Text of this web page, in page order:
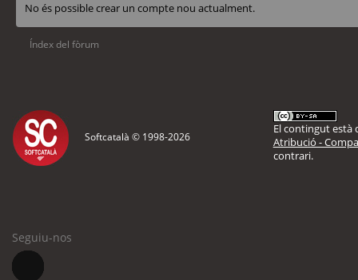
No és possible crear un compte nou actualment.
Índex del fòrum
Softcatalà © 1998-2026
El contingut està
Atribució -
contrari.
Seguiu-nos